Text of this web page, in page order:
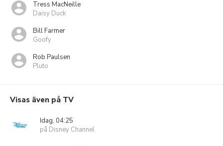
Tress MacNeille
Daisy Duck
Bill Farmer
Goofy
Rob Paulsen
Pluto
Visas även på TV
Idag, 04:25
på Disney Channel